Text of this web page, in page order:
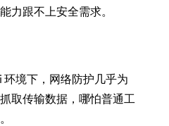
力跟不上安全需求。
境下，网络防护几乎为
取传输数据，哪怕普通工